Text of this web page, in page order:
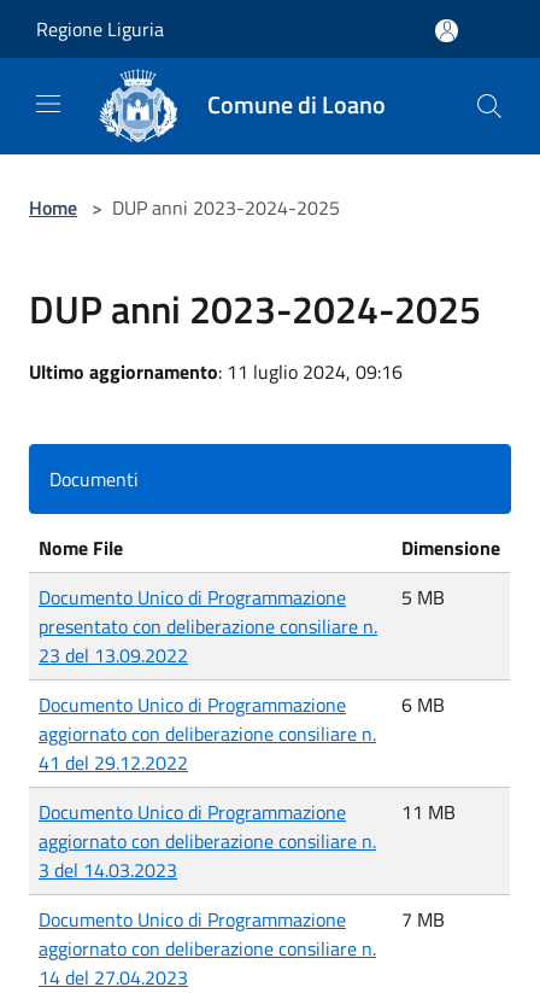
Regione Liguria
Comune di Loano
Home > DUP anni 2023-2024-2025
DUP anni 2023-2024-2025
Ultimo aggiornamento: 11 luglio 2024, 09:16
Documenti
Nome File
Dimensione
Documento Unico di Programmazione
presentato con deliberazione consiliare n.
23 del 13.09.2022
5 MB
Documento Unico di Programmazione
aggiornato con deliberazione consiliare n.
41 del 29.12.2022
6 MB
Documento Unico di Programmazione
aggiornato con deliberazione consiliare n.
3 del 14.03.2023
11 MB
Documento Unico di Programmazione
aggiornato con deliberazione consiliare n.
14 del 27.04.2023
7 MB